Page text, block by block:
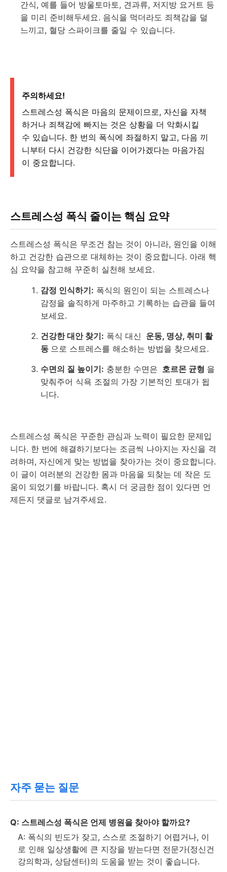
간식, 예를 들어 방울토마토, 견과류, 저지방 요거트 등
을 미리 준비해두세요. 음식을 먹더라도 죄책감을 덜
느끼고, 혈당 스파이크를 줄일 수 있습니다.
주의하세요!
스트레스성 폭식은 마음의 문제이므로, 자신을 자책
하거나 죄책감에 빠지는 것은 상황을 더 악화시킬
수 있습니다. 한 번의 폭식에 좌절하지 말고, 다음 끼
니부터 다시 건강한 식단을 이어가겠다는 마음가짐
이 중요합니다.
스트레스성 폭식 줄이는 핵심 요약
스트레스성 폭식은 무조건 참는 것이 아니라, 원인을 이해
하고 건강한 습관으로 대체하는 것이 중요합니다. 아래 핵
심 요약을 참고해 꾸준히 실천해 보세요.
감정 인식하기: 폭식의 원인이 되는 스트레스나
감정을 솔직하게 마주하고 기록하는 습관을 들여
보세요.
건강한 대안 찾기: 폭식 대신 운동, 명상, 취미 활
동 으로 스트레스를 해소하는 방법을 찾으세요.
수면의 질 높이기: 충분한 수면은 호르몬 균형 을
맞춰주어 식욕 조절의 가장 기본적인 토대가 됩
니다.
스트레스성 폭식은 꾸준한 관심과 노력이 필요한 문제입
니다. 한 번에 해결하기보다는 조금씩 나아지는 자신을 격
려하며, 자신에게 맞는 방법을 찾아가는 것이 중요합니다.
이 글이 여러분의 건강한 몸과 마음을 되찾는 데 작은 도
움이 되었기를 바랍니다. 혹시 더 궁금한 점이 있다면 언
제든지 댓글로 남겨주세요.
자주 묻는 질문
Q: 스트레스성 폭식은 언제 병원을 찾아야 할까요?
A: 폭식의 빈도가 잦고, 스스로 조절하기 어렵거나, 이
로 인해 일상생활에 큰 지장을 받는다면 전문가(정신건
강의학과, 상담센터)의 도움을 받는 것이 좋습니다.